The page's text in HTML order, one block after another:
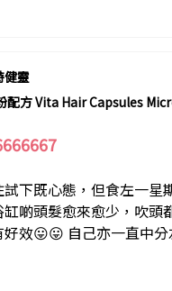
健靈
配方 Vita Hair Capsules
下既心態，但食左一星
啲頭髮愈來愈少，吹頭
效😛😛 自己亦一直中分
明顯，但最近覺得好似
住食